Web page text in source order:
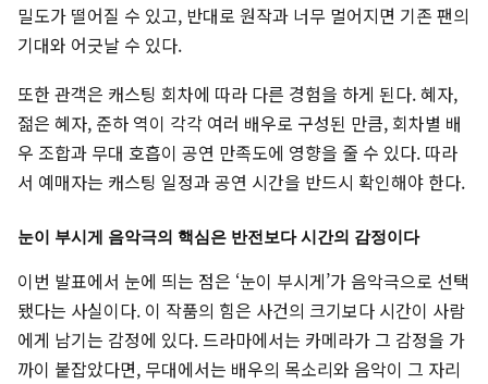
밀도가 떨어질 수 있고, 반대로 원작과 너무 멀어지면 기존 팬의
기대와 어긋날 수 있다.
또한 관객은 캐스팅 회차에 따라 다른 경험을 하게 된다. 혜자,
젊은 혜자, 준하 역이 각각 여러 배우로 구성된 만큼, 회차별 배
우 조합과 무대 호흡이 공연 만족도에 영향을 줄 수 있다. 따라
서 예매자는 캐스팅 일정과 공연 시간을 반드시 확인해야 한다.
눈이 부시게 음악극의 핵심은 반전보다 시간의 감정이다
이번 발표에서 눈에 띄는 점은 ‘눈이 부시게’가 음악극으로 선택
됐다는 사실이다. 이 작품의 힘은 사건의 크기보다 시간이 사람
에게 남기는 감정에 있다. 드라마에서는 카메라가 그 감정을 가
까이 붙잡았다면, 무대에서는 배우의 목소리와 음악이 그 자리